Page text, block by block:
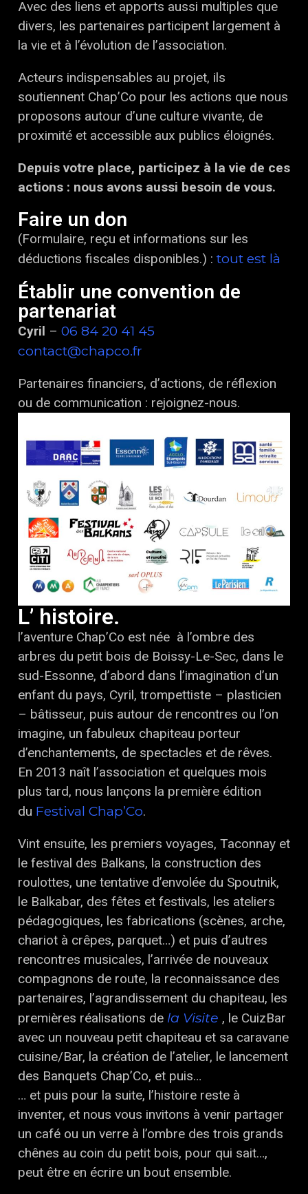
Avec des liens et apports aussi multiples que
divers, les partenaires participent largement à
la vie et à l’évolution de l’association.
Acteurs indispensables au projet, ils
soutiennent Chap’Co pour les actions que nous
proposons autour d’une culture vivante, de
proximité et accessible aux publics éloignés.
Depuis votre place, participez à la vie de ces
actions : nous avons aussi besoin de vous.
Faire un don
(Formulaire, reçu et informations sur les
déductions fiscales disponibles.) : tout est là
Établir une convention de
partenariat
Cyril – 06 84 20 41 45
contact@chapco.fr
Partenaires financiers, d’actions, de réflexion
ou de communication : rejoignez-nous.
L’ histoire.
l’aventure Chap’Co est née à l’ombre des
arbres du petit bois de Boissy-Le-Sec, dans le
sud-Essonne, d’abord dans l’imagination d’un
enfant du pays, Cyril, trompettiste – plasticien
– bâtisseur, puis autour de rencontres ou l’on
imagine, un fabuleux chapiteau porteur
d’enchantements, de spectacles et de rêves.
En 2013 naît l’association et quelques mois
plus tard, nous lançons la première édition
du Festival Chap’Co.
Vint ensuite, les premiers voyages, Taconnay et
le festival des Balkans, la construction des
roulottes, une tentative d’envolée du Spoutnik,
le Balkabar, des fêtes et festivals, les ateliers
pédagogiques, les fabrications (scènes, arche,
chariot à crêpes, parquet…) et puis d’autres
rencontres musicales, l’arrivée de nouveaux
compagnons de route, la reconnaissance des
partenaires, l’agrandissement du chapiteau, les
premières réalisations de la Visite , le CuizBar
avec un nouveau petit chapiteau et sa caravane
cuisine/Bar, la création de l’atelier, le lancement
des Banquets Chap’Co, et puis…
… et puis pour la suite, l’histoire reste à
inventer, et nous vous invitons à venir partager
un café ou un verre à l’ombre des trois grands
chênes au coin du petit bois, pour qui sait…,
peut être en écrire un bout ensemble.